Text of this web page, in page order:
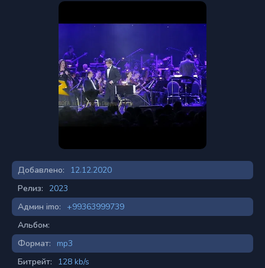
Добавлено:
12.12.2020
Релиз:
2023
Админ imo:
+99363999739
Альбом:
Формат:
mp3
Битрейт:
128 kb/s